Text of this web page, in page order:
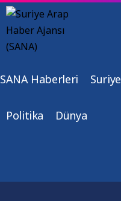
SANA Haberleri Suriye
Politika Dünya